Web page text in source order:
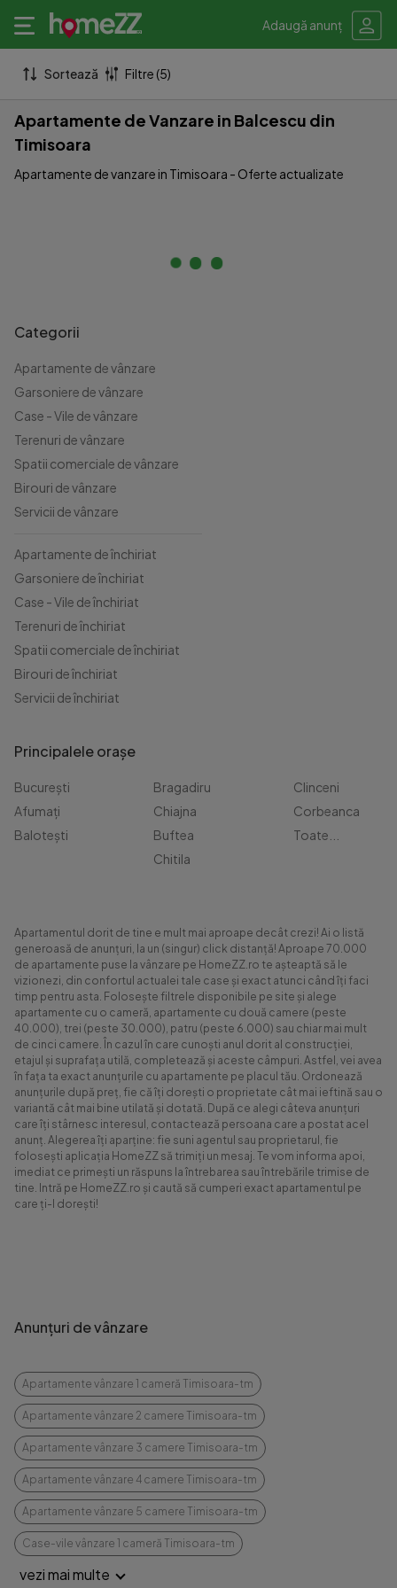
Adaugă anunț
Sortează Filtre (5)
Apartamente de Vanzare in Balcescu din
Timisoara
Apartamente de vanzare in Timisoara - Oferte actualizate
Categorii
Apartamente de vânzare
Garsoniere de vânzare
Case - Vile de vânzare
Terenuri de vânzare
Spatii comerciale de vânzare
Birouri de vânzare
Servicii de vânzare
Apartamente de închiriat
Garsoniere de închiriat
Case - Vile de închiriat
Terenuri de închiriat
Spatii comerciale de închiriat
Birouri de închiriat
Servicii de închiriat
Principalele orașe
București
Afumați
Balotești
Bragadiru
Chiajna
Buftea
Chitila
Clinceni
Corbeanca
Toate...
Apartamentul dorit de tine e mult mai aproape decât crezi! Ai o listă
generoasă de anunțuri, la un (singur) click distanță! Aproape 70.000
de apartamente puse la vânzare pe HomeZZ.ro te așteaptă să le
vizionezi, din confortul actualei tale case și exact atunci când îți faci
timp pentru asta. Folosește filtrele disponibile pe site și alege
apartamente cu o cameră, apartamente cu două camere (peste
40.000), trei (peste 30.000), patru (peste 6.000) sau chiar mai mult
de cinci camere. În cazul în care cunoști anul dorit al construcției,
etajul și suprafața utilă, completează și aceste câmpuri. Astfel, vei avea
în fața ta exact anunțurile cu apartamente pe placul tău. Ordonează
anunțurile după preț, fie că îți dorești o proprietate cât mai ieftină sau o
variantă cât mai bine utilată și dotată. După ce alegi câteva anunțuri
care îți stârnesc interesul, contactează persoana care a postat acel
anunț. Alegerea îți aparține: fie suni agentul sau proprietarul, fie
folosești aplicația HomeZZ să trimiți un mesaj. Te vom informa apoi,
imediat ce primești un răspuns la întrebarea sau întrebările trimise de
tine. Intră pe HomeZZ.ro și caută să cumperi exact apartamentul pe
care ți-l dorești!
Anunțuri de vânzare
Apartamente vânzare 1 cameră Timisoara-tm
Apartamente vânzare 2 camere Timisoara-tm
Apartamente vânzare 3 camere Timisoara-tm
Apartamente vânzare 4 camere Timisoara-tm
Apartamente vânzare 5 camere Timisoara-tm
Case-vile vânzare 1 cameră Timisoara-tm
vezi mai multe